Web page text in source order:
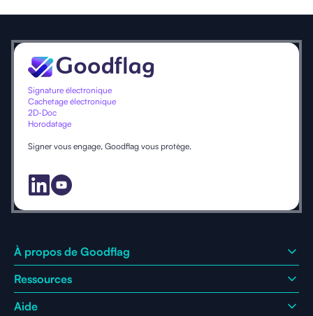
Signature électronique
Cachetage électronique
2D-Doc
Horodatage
Signer vous engage, Goodflag vous protège.
À propos de Goodflag
Qui sommes-nous ?
Pourquoi nous choisir ?
Ressources
Blog
Aide